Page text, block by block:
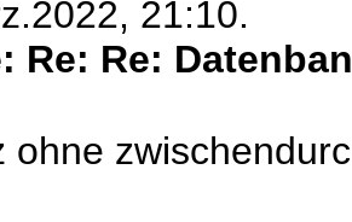
21:10.
Re: Re:
ohne